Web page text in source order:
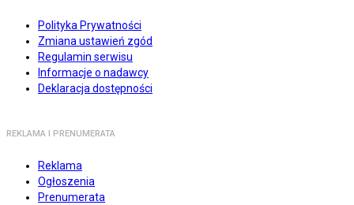
Polityka Prywatności
Zmiana ustawień zgód
Regulamin serwisu
Informacje o nadawcy
Deklaracja dostępności
REKLAMA I PRENUMERATA
Reklama
Ogłoszenia
Prenumerata